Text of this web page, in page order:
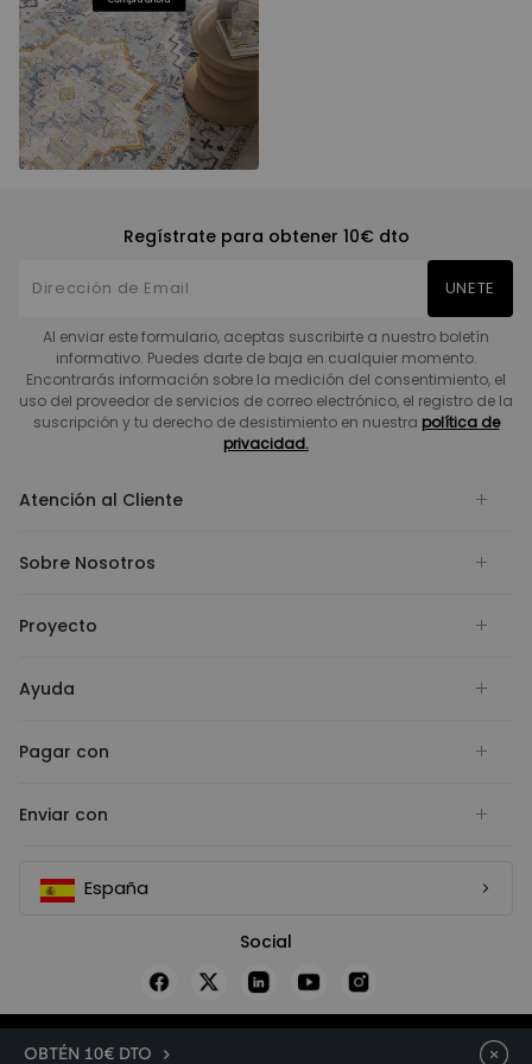
Regístrate para obtener 10€ dto
UNETE
Al enviar este formulario, aceptas suscribirte a nuestro boletín
informativo. Puedes darte de baja en cualquier momento.
Encontrarás información sobre la medición del consentimiento, el
uso del proveedor de servicios de correo electrónico, el registro de la
suscripción y tu derecho de desistimiento en nuestra política de
privacidad.
Atención al Cliente
Sobre Nosotros
Proyecto
Ayuda
Pagar con
Enviar con
España
Social
Flexispot GmbH, Franz-Greiß-Straße 7, 50735 Köln
OBTÉN 10€ DTO